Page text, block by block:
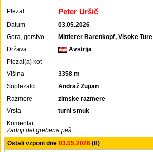
Plezal Peter Uršič
Datum
03.05.2026
Gora, gorstvo
Mittlerer Barenkopf, Visoke Ture
Država
Avstrija
Plezal(a) kot
Višina
3358 m
Soplezalci
Andraž Zupan
Razmere
zimske razmere
Vrsta
turni smuk
Komentar
Zadnji del grebena peš
Ostali vzponi dne 03.05.2026 (8)